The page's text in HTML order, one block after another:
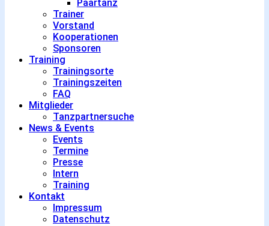
Paartanz
Trainer
Vorstand
Kooperationen
Sponsoren
Training
Trainingsorte
Trainingszeiten
FAQ
Mitglieder
Tanzpartnersuche
News & Events
Events
Termine
Presse
Intern
Training
Kontakt
Impressum
Datenschutz